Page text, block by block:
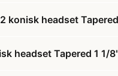
konisk headset
headset Tapered 1 1/